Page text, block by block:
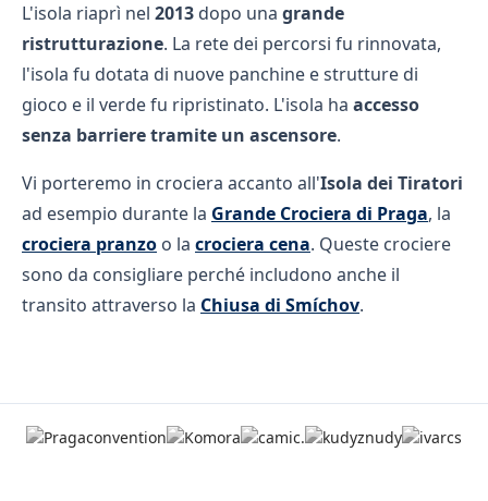
L'isola riaprì nel 2013 dopo una grande
ristrutturazione. La rete dei percorsi fu rinnovata,
l'isola fu dotata di nuove panchine e strutture di
gioco e il verde fu ripristinato. L'isola ha accesso
senza barriere tramite un ascensore.
Vi porteremo in crociera accanto all'Isola dei Tiratori
ad esempio durante la Grande Crociera di Praga, la
crociera pranzo o la crociera cena. Queste crociere
sono da consigliare perché includono anche il
transito attraverso la Chiusa di Smíchov.